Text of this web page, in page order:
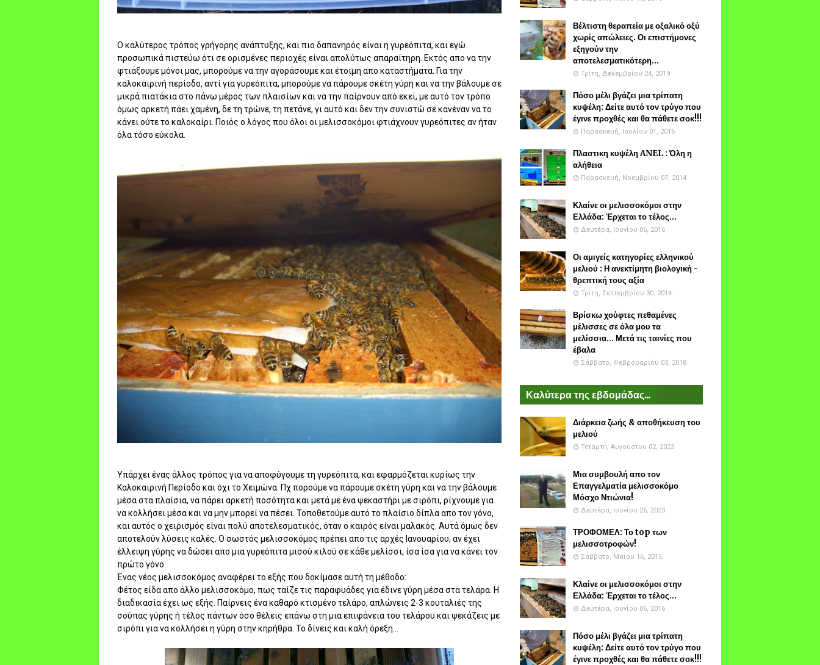
Ο καλύτερος τρόπος γρήγορης ανάπτυξης, και πιο δαπανηρός είναι η γυρεόπιτα, και εγώ
προσωπικά πιστεύω ότι σε ορισμένες περιοχές είναι απολύτως απαραίτηρη. Εκτός απο να την
φτιάξουμε μόνοι μας, μπορούμε να την αγοράσουμε και έτοιμη απο καταστήματα. Για την
καλοκαιρινή περίοδο, αντί για γυρεόπιτα, μπορούμε να πάρουμε σκέτη γύρη και να την βάλουμε σε
μικρά πιατάκια στο πάνω μέρος των πλαισίων και να την παίρνουν από εκεί, με αυτό τον τρόπο
όμως αρκετή πάει χαμένη, δε τη τρώνε, τη πετάνε, γι αυτό και δεν την συνιστώ σε κανέναν να το
κάνει ούτε το καλοκαίρι. Ποιός ο λόγος που όλοι οι μελισσοκόμοι φτιάχνουν γυρεόπιτες αν ήταν
όλα τόσο εύκολα.
Υπάρχει ένας άλλος τρόπος για να αποφύγουμε τη γυρεόπιτα, και εφαρμόζεται κυρίως την
Καλοκαιρινή Περίοδο και όχι το Χειμώνα. Πχ πορούμε να πάρουμε σκέτη γύρη και να την βάλουμε
μέσα στα πλαίσια, να πάρει αρκετή ποσότητα και μετά με ένα ψεκαστήρι με σιρόπι, ρίχνουμε για
να κολλήσει μέσα και να μην μπορεί να πέσει. Τοποθετούμε αυτό το πλαίσιο δίπλα απο τον γόνο,
και αυτός ο χειρισμός είναι πολύ αποτελεσματικός, όταν ο καιρός είναι μαλακός. Αυτά όμως δεν
αποτελούν λύσεις καλές. Ο σωστός μελισσοκόμος πρέπει απο τις αρχές Ιανουαρίου, αν έχει
έλλειψη γύρης να δώσει απο μια γυρεόπιτα μισού κιλού σε κάθε μελίσσι, ίσα ίσα για να κάνει τον
πρώτο γόνο.
Ένας νέος μελισσοκόμος αναφέρει το εξής που δοκίμασε αυτή τη μέθοδο:
Φέτος είδα απο άλλο μελισσοκόμο, πως ταίζε τις παραφυάδες για έδινε γύρη μέσα στα τελάρα. Η
διαδικασία έχει ως εξής. Παίρνεις ένα καθαρό κτισμένο τελάρο, απλώνεις 2-3 κουταλιές της
σούπας γύρης ή τέλος πάντων όσο θέλεις επάνω στη μια επιφάνεια του τελάρου και ψεκάζεις με
σιρόπι για να κολλήσει η γύρη στην κηρήθρα. Το δίνεις και καλή όρεξη...
Βέλτιστη θεραπεία με οξαλικό οξύ
χωρίς απώλειες. Οι επιστήμονες
εξηγούν την
αποτελεσματικότερη...
Τρίτη, Δεκεμβρίου 24, 2019
Πόσο μέλι βγάζει μια τρίπατη
κυψέλη: Δείτε αυτό τον τρύγο που
έγινε προχθές και θα πάθετε σοκ!!!
Παρασκευή, Ιουλίου 01, 2016
Πλαστικη κυψέλη ANEL : Όλη η
αλήθεια
Παρασκευή, Νοεμβρίου 07, 2014
Κλαίνε οι μελισσοκόμοι στην
Ελλάδα: Έρχεται το τέλος...
Δευτέρα, Ιουνίου 06, 2016
Οι αμιγείς κατηγορίες ελληνικού
μελιού : Η ανεκτίμητη βιολογική -
θρεπτική τους αξία
Τρίτη, Σεπτεμβρίου 30, 2014
Βρίσκω χούφτες πεθαμένες
μέλισσες σε όλα μου τα
μελίσσια... Μετά τις ταινίες που
έβαλα
Σάββατο, Φεβρουαρίου 03, 2018
Καλύτερα της εβδομάδας...
Διάρκεια ζωής & αποθήκευση του
μελιού
Τετάρτη, Αυγούστου 02, 2023
Μια συμβουλή απο τον
Επαγγελματία μελισσοκόμο
Μόσχο Ντιώνια!
Δευτέρα, Ιουνίου 26, 2023
ΤΡΟΦΟΜΕΛ: Το top των
μελισσοτροφών!
Σάββατο, Μαΐου 16, 2015
Κλαίνε οι μελισσοκόμοι στην
Ελλάδα: Έρχεται το τέλος...
Δευτέρα, Ιουνίου 06, 2016
Πόσο μέλι βγάζει μια τρίπατη
κυψέλη: Δείτε αυτό τον τρύγο που
έγινε προχθές και θα πάθετε σοκ!!!